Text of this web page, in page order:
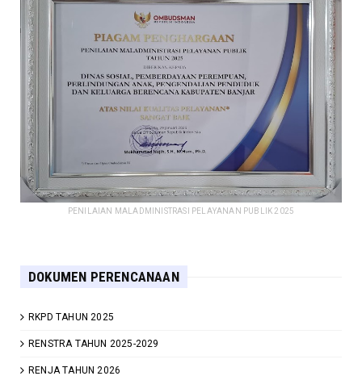
PENILAIAN MALADMINISTRASI PELAYANAN PUBLIK 2025
DOKUMEN PERENCANAAN
RKPD TAHUN 2025
RENSTRA TAHUN 2025-2029
RENJA TAHUN 2026